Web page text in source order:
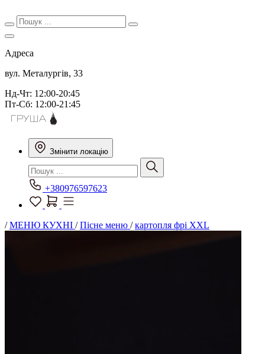
Адреса
вул. Металургів, 33
Нд-Чт: 12:00-20:45
Пт-Сб: 12:00-21:45
Змінити локацію
+380976597623
/МЕНЮ КУХНІ /Пісне меню /картопля фрі ХХL